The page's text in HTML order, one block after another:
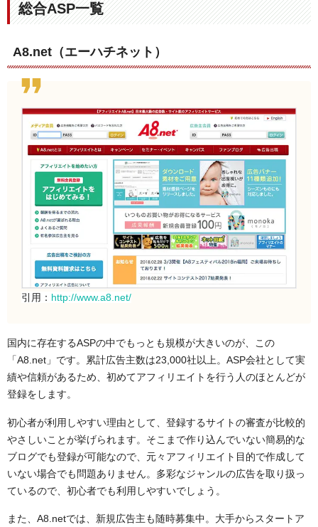
総合ASP一覧
A8.net（エーハチネット）
引用： http://www.a8.net/
国内に存在するASPの中でもっとも規模が大きいのが、この
「A8.net」です。累計広告主数は23,000社以上。ASP会社として実
績や信頼があるため、初めてアフィリエイトを行う人のほとんどが
登録をします。
初心者が利用しやすい理由として、登録するサイトの審査が比較的
やさしいことが挙げられます。そこまで作り込んでいない簡易的な
ブログでも登録が可能なので、元々アフィリエイト目的で作成して
いない場合でも問題ありません。多彩なジャンルの広告を取り扱っ
ているので、初心者でも利用しやすいでしょう。
また、A8.netでは、新規広告主も随時募集中。大手からスタートア